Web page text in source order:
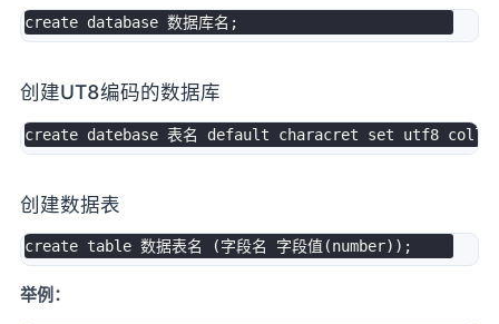
create database 数据库名 ;
创建UT8编码的数据库
create datebase 表名 default characret set
创建数据表
create table 数据表名 (字段名 字段值 (number) ) ;
举例：